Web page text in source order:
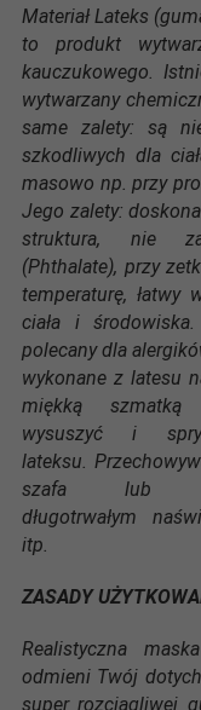
Materiał Lateks
to produkt
kauczukowego.
wytwarzany
same zalety: są
szkodliwych dla
masowo np. przy
Jego zalety:
struktura, nie
(Phthalate), przy
temperaturę, łatwy
ciała i
polecany dla
wykonane z latesu
miękką
wysuszyć i
lateksu.
szafa lub
długotrwałym
itp.
ZASADY
Realistyczna
odmieni Twój
super rozciągliwej